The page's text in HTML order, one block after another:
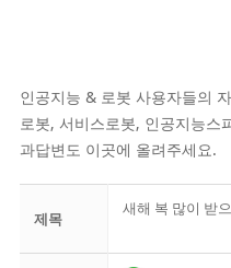
인공지능 & 로봇 사용자들의
로봇, 서비스로봇, 인공지능스
과답변도 이곳에 올려주세요.
제목
새해 복 많이 받